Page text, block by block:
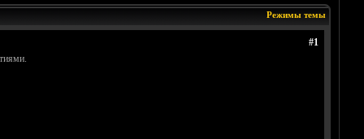
Режимы темы
#1